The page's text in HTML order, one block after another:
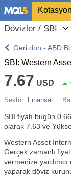
Kotasyon
Dövizler / SBI
Geri dön - ABD
SBI: Western
7.67 USD
Sektör: Finansal
SBI fiyatı bugün
olarak 7.63 ve
Western Asset
Gerçek zamanlı
vermenize
yaparak döviz